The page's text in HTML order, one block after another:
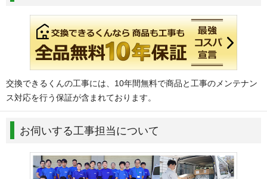
交換できるくんの工事には、10年間無料で商品と工事のメンテナン
ス対応を行う保証が含まれております。
お伺いする工事担当について